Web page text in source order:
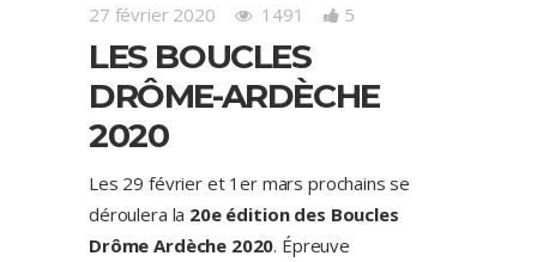
27 février 2020 1491 5
LES BOUCLES
DRÔME-ARDÈCHE
2020
Les 29 février et 1er mars prochains se
déroulera la 20e édition des Boucles
Drôme Ardèche 2020. Épreuve